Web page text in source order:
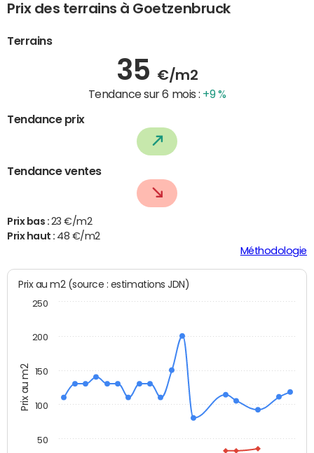
Prix des terrains à Goetzenbruck
Terrains
35 €/m2
Tendance sur 6 mois : +9 %
Tendance prix
Tendance ventes
Prix bas : 23 €/m2
Prix haut : 48 €/m2
Méthodologie
Prix au m2
Prix au m2 (source : estimations JDN)
50
100
150
200
250